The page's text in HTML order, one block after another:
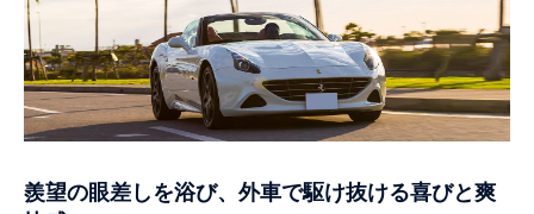
羨望の眼差しを浴び、外車で駆け抜ける喜びと爽